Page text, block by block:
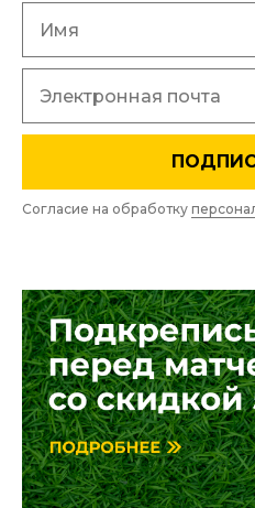
Согласие на обработку